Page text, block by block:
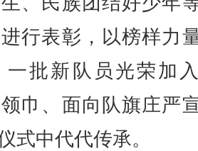
行表彰，以榜样力
一批新队员光荣加
巾、面向队旗庄严
式中代代传承。